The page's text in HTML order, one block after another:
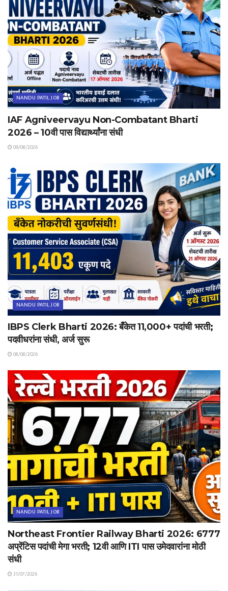
NANDU PATIL JOB
IAF Agniveervayu Non-Combatant Bharti
2026 – 10वी पास विद्यार्थ्यांना संधी
09/08/2026
NANDU PATIL JOB
IBPS Clerk Bharti 2026: बँकेत 11,000+ पदांची भरती;
पदवीधरांना संधी, अर्ज सुरू
08/08/2026
NANDU PATIL JOB
Northeast Frontier Railway Bharti 2026: 6777
अप्रेंटिस पदांची मेगा भरती; 12वी आणि ITI पास उमेदवारांना मोठी
संधी
31/07/2026